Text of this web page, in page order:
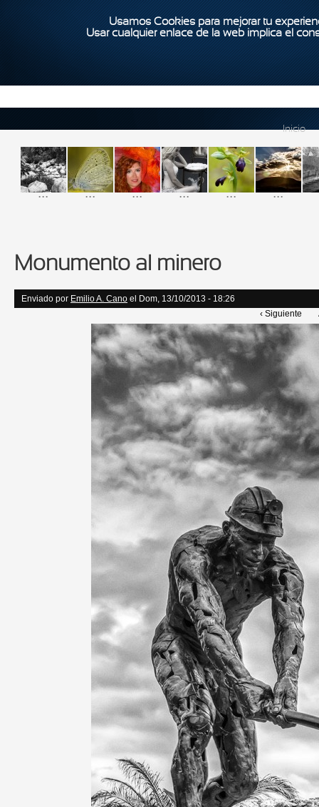
Usamos Cookies para mejorar tu
Usar cualquier enlace de la web implica el
Inicio
... ... ... ... ... ...
Monumento al minero
Enviado por Emilio A. Cano el Dom, 13/10/2013 - 18:26
‹ Siguiente